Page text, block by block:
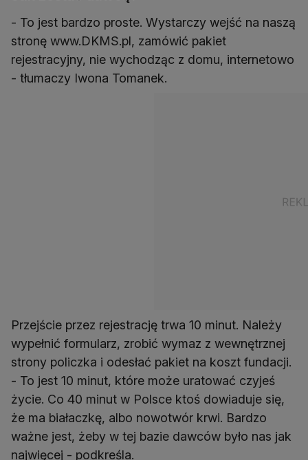
- To jest bardzo proste. Wystarczy wejść na naszą
stronę www.DKMS.pl, zamówić pakiet
rejestracyjny, nie wychodząc z domu, internetowo
- tłumaczy Iwona Tomanek.
Przejście przez rejestrację trwa 10 minut. Należy
wypełnić formularz, zrobić wymaz z wewnętrznej
strony policzka i odesłać pakiet na koszt fundacji.
- To jest 10 minut, które może uratować czyjeś
życie. Co 40 minut w Polsce ktoś dowiaduje się,
że ma białaczkę, albo nowotwór krwi. Bardzo
ważne jest, żeby w tej bazie dawców było nas jak
najwięcej - podkreśla.